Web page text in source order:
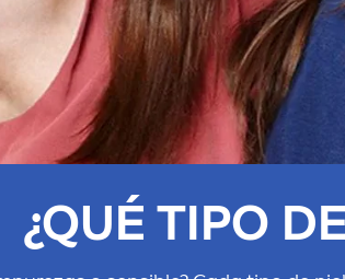
¿QUÉ TIPO